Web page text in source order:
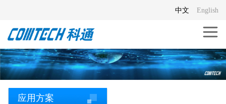
English
中文
应用方案